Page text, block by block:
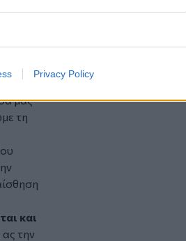
Privacy Policy
να μη
και
έστω
μας
τη
και
την